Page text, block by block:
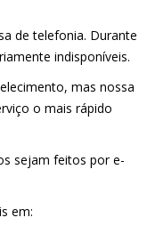
de telefonia. Durante
indisponíveis.
mas nossa
o mais rápido
sejam feitos por e-
em: